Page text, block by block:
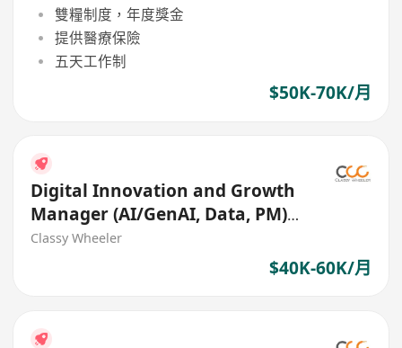
雙糧制度，年度獎金
提供醫療保險
五天工作制
$50K-70K/月
Digital Innovation and Growth
Manager (AI/GenAI, Data, PM)
(Life Insurance)
Classy Wheeler
$40K-60K/月